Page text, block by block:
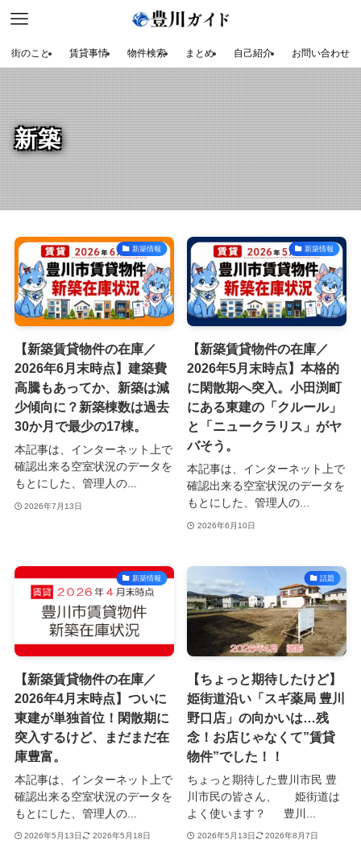
街のこと 賃貸事情 物件検索 まとめ 自己紹介 お問い合わせ
新築
新築情報
【新築賃貸物件の在庫／
2026年6月末時点】建築費
高騰もあってか、新築は減
少傾向に？新築棟数は過去
30か月で最少の17棟。
本記事は、インターネット上で
確認出来る空室状況のデータを
もとにした、管理人の...
2026年7月13日
新築情報
【新築賃貸物件の在庫／
2026年5月末時点】本格的
に閑散期へ突入。小田渕町
にある東建の「クルール」
と「ニュークラリス」がヤ
バそう。
本記事は、インターネット上で
確認出来る空室状況のデータを
もとにした、管理人の...
2026年6月10日
新築情報
【新築賃貸物件の在庫／
2026年4月末時点】ついに
東建が単独首位！閑散期に
突入するけど、まだまだ在
庫豊富。
本記事は、インターネット上で
確認出来る空室状況のデータを
もとにした、管理人の...
2026年5月13日 2026年5月18日
話題
【ちょっと期待したけど】
姫街道沿い「スギ薬局 豊川
野口店」の向かいは…残
念！お店じゃなくて”賃貸
物件”でした！！
ちょっと期待した豊川市民 豊
川市民の皆さん、 姫街道は
よく使います？ 豊川...
2026年5月13日 2026年8月7日